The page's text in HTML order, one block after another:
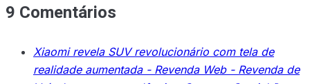
9 Comentários
Xiaomi revela SUV revolucionário com tela de
realidade aumentada - Revenda Web - Revenda de